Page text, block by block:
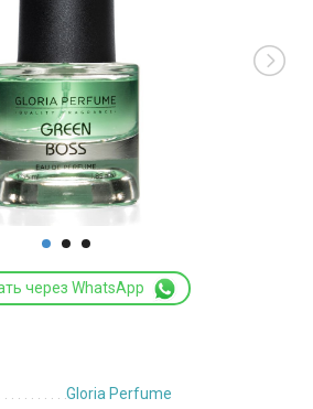
через WhatsApp
Gloria Perfume